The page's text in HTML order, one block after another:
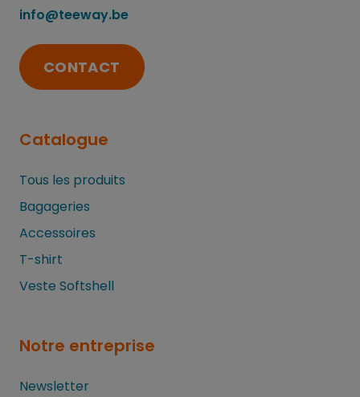
info@teeway.be
CONTACT
Catalogue
Tous les produits
Bagageries
Accessoires
T-shirt
Veste Softshell
Notre entreprise
Newsletter